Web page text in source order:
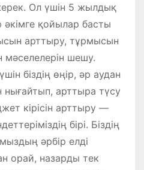
Ол үшін 5 жылдық
қойылар басты
арттыру, тұрмысын
мәселелерін шешу.
біздің өңір, әр аудан
нығайтып, арттыра түсу
кірісін арттыру —
бірі. Біздің
әрбір елді
орай, назарды тек